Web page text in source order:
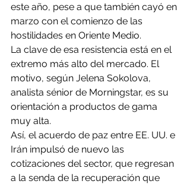
este año, pese a que también cayó en
marzo con el comienzo de las
hostilidades en Oriente Medio.
La clave de esa resistencia está en el
extremo más alto del mercado. El
motivo, según Jelena Sokolova,
analista sénior de Morningstar, es su
orientación a productos de gama
muy alta.
Así, el acuerdo de paz entre EE. UU. e
Irán impulsó de nuevo las
cotizaciones del sector, que regresan
a la senda de la recuperación que